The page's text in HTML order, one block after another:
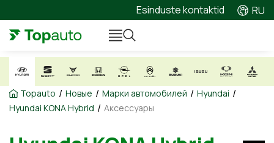
Esinduste kontaktid RU
Topauto / Новые / Марки автомобилей / Hyundai /
Hyundai KONA Hybrid / Аксессуары